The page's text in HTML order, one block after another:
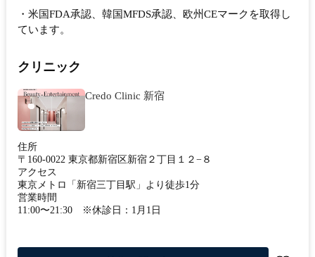
・米国FDA承認、韓国MFDS承認、欧州CEマークを取得し
ています。
クリニック
Credo Clinic 新宿
住所
〒160-0022 東京都新宿区新宿２丁目１２−８
アクセス
東京メトロ「新宿三丁目駅」より徒歩1分
営業時間
11:00〜21:30 ※休診日：1月1日